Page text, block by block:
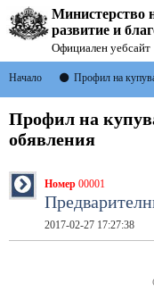
Министерство
развитие и
Официален уебсайт
Начало Профил на
Профил на
обявления
Номер 00001
2017-02-27 17:27:38